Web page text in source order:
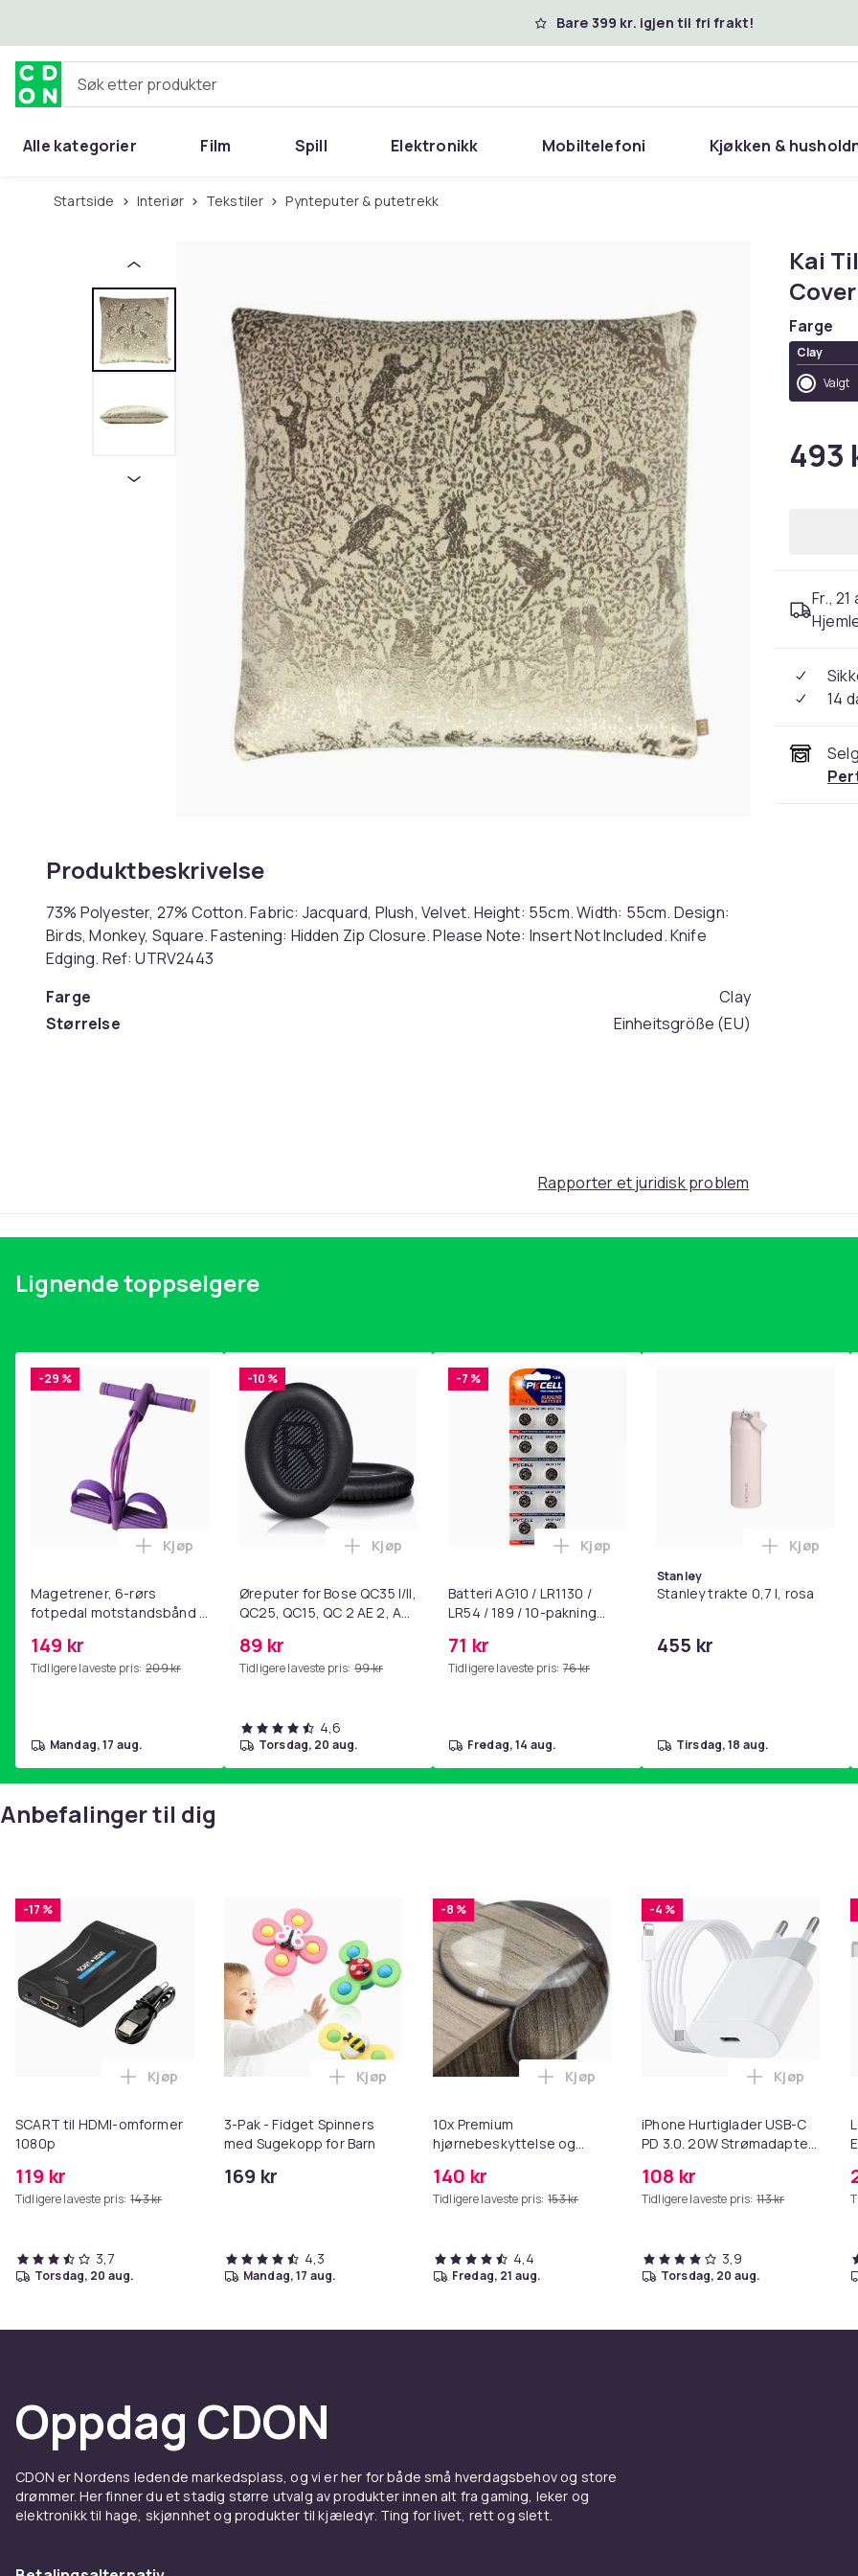
Bare 399 kr. igjen til fri frakt!
Søk etter produkter
Alle kategorier Film Spill Elektronikk Mobiltelefoni Kjøkken &
Startside Interiør Tekstiler Pynteputer & putetrekk
Produktbeskrivelse
73% Polyester, 27% Cotton. Fabric: Jacquard, Plush, Velvet. Height: 55cm. Width: 55cm. Design:
Birds, Monkey, Square. Fastening: Hidden Zip Closure. Please Note: Insert Not Included. Knife
Edging. Ref: UTRV2443
Farge
Clay
Størrelse
Einheitsgröße (EU)
Kai
Cover
Farge
Clay
Valgt
493
Fr., 21
14
Rapporter et juridisk problem
Lignende toppselgere
-29 %
Magetrener, 6-rørs
fotpedal motstandsbånd -
yoga og
hjemmegymnastikk Purple
149 kr
Tidligere laveste pris: 209 kr
Legg Magetrener, 6-rørs fotpedal motstandsbånd - mage- og kjernetrening, yoga og
Kjøp
mandag, 17 aug.
-10 %
Øreputer for Bose QC35 I/II,
QC25, QC15, QC 2 AE 2, AE
SoundLink Black
89 kr
Tidligere laveste pris: 99 kr
Legg Øreputer for Bose QC35 I/II, QC25, QC15, QC 2 AE 2, AE 2i, AE 2w,
Kjøp
4,6
torsdag, 20 aug.
-7 %
Batteri AG10 / LR1130 /
LR54 / 189 / 10-pakning
71 kr
Tidligere laveste pris: 76 kr
Legg Batteri AG10 / LR1130 / LR54 / 189
Kjøp
fredag, 14 aug.
Stanley
Stanley trakte 0,7 l, rosa
455 kr
Legg
Kjøp
tirsdag, 18 aug.
Anbefalinger til dig
-17 %
SCART til HDMI-omformer
1080p
119 kr
Tidligere laveste pris: 143 kr
Legg SCART til HDMI-omformer 1080p i handlekurven
Kjøp
3,7
torsdag, 20 aug.
3-Pak - Fidget Spinners
med Sugekopp for Barn
169 kr
Legg 3-Pak - Fidget Spinners med Sugekopp for Barn i handlekurven
Kjøp
4,3
mandag, 17 aug.
-8 %
10x Premium
hjørnebeskyttelse og
140 kr
Tidligere laveste pris: 153 kr
Legg 10x Premium hjørnebeskyttelse og
Kjøp
4,4
fredag, 21 aug.
-4 %
iPhone Hurtiglader USB-C
PD 3.0. 20W Strømadapter
108 kr
Tidligere laveste pris: 113 kr
Legg
Kjøp
3,9
torsdag, 20 aug.
Oppdag CDON
CDON er Nordens ledende markedsplass, og vi er her for både små hverdagsbehov og store
drømmer. Her finner du et stadig større utvalg av produkter innen alt fra gaming, leker og
elektronikk til hage, skjønnhet og produkter til kjæledyr. Ting for livet, rett og slett.